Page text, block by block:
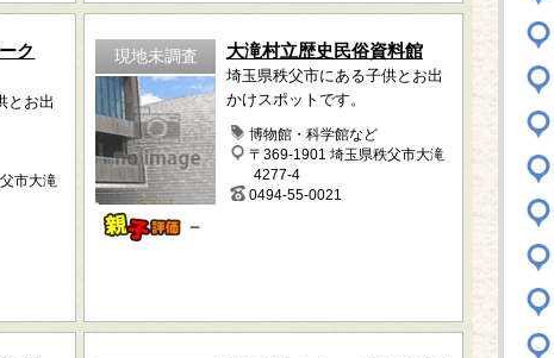
ク
とお出
市大滝
現地未調査
－
大滝村立歴史民俗資料館
埼玉県秩父市にある子供とお出
かけスポットです。
博物館・科学館など
〒369-1901 埼玉県秩父市大滝
4277-4
0494-55-0021